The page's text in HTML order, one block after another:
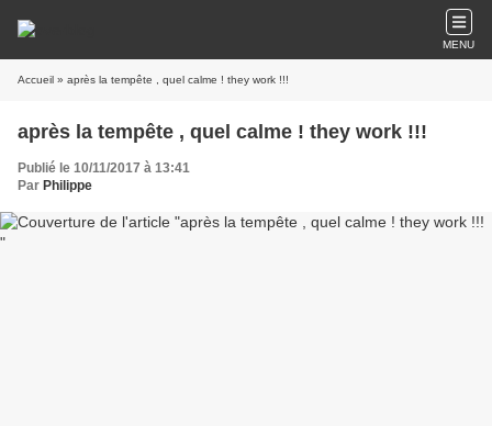
MENU
Accueil » après la tempête , quel calme ! they work !!!
après la tempête , quel calme ! they work !!!
Publié le 10/11/2017 à 13:41
Par Philippe